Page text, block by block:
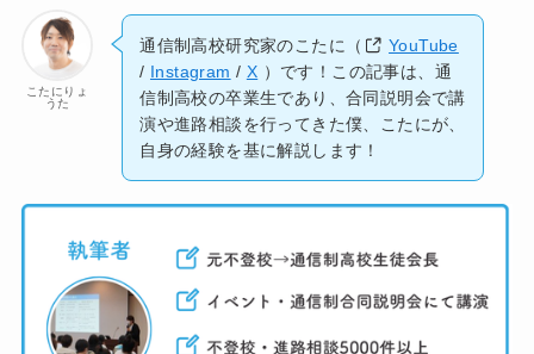
こたにりょ
うた
通信制高校研究家のこたに（
YouTube
/ Instagram / X ）です！この記事は、通
信制高校の卒業生であり、合同説明会で講
演や進路相談を行ってきた僕、こたにが、
自身の経験を基に解説します！